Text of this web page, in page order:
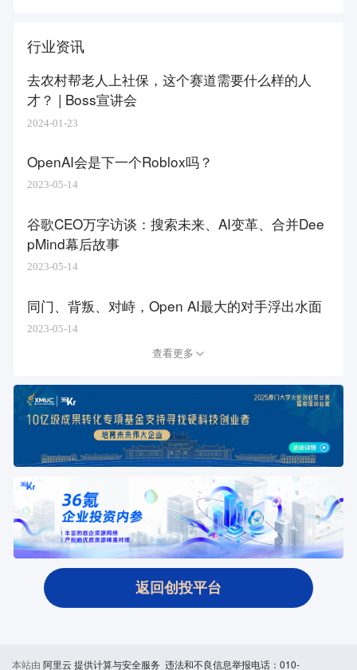
行业资讯
去农村帮老人上社保，这个赛道需要什么样的人
才？ | Boss宣讲会
2024-01-23
OpenAI会是下一个Roblox吗？
2023-05-14
谷歌CEO万字访谈：搜索未来、AI变革、合并Dee
pMind幕后故事
2023-05-14
同门、背叛、对峙，Open AI最大的对手浮出水面
2023-05-14
查看更多
返回创投平台
本站由 阿里云 提供计算与安全服务 违法和不良信息举报电话：010-